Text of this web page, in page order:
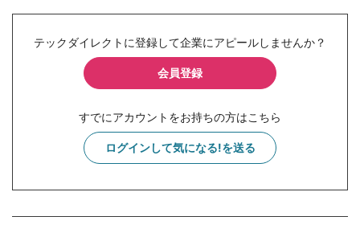
テックダイレクトに登録して企業にアピールしませんか？
会員登録
すでにアカウントをお持ちの方はこちら
ログインして気になる!を送る